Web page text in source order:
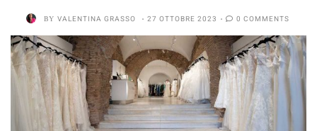
BY VALENTINA GRASSO 27 OTTOBRE 2023 0 COMMENTS